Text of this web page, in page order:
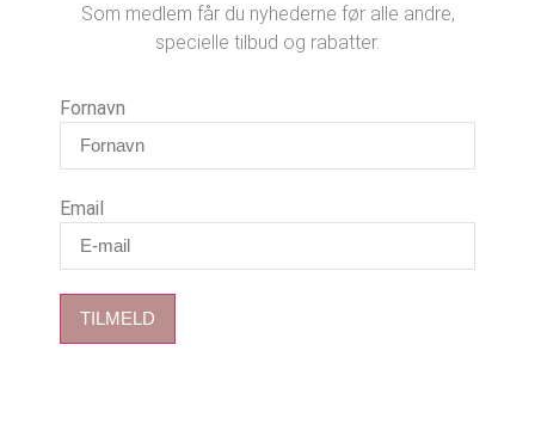
Som medlem får du nyhederne før alle andre,
specielle tilbud og rabatter.
Fornavn
Email
TILMELD